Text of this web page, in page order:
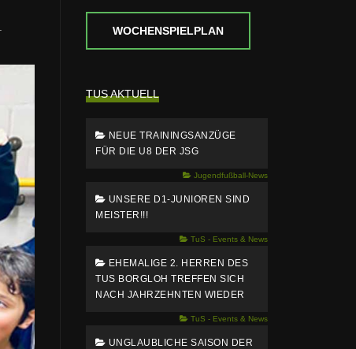
WOCHENSPIELPLAN
TUS AKTUELL
NEUE TRAININGSANZÜGE
FÜR DIE U8 DER JSG
Jugendfußball-News
UNSERE D1-JUNIOREN SIND
MEISTER!!!
TuS - Events & News
EHEMALIGE 2. HERREN DES
TUS BORGLOH TREFFEN SICH
NACH JAHRZEHNTEN WIEDER
TuS - Events & News
UNGLAUBLICHE SAISON DER